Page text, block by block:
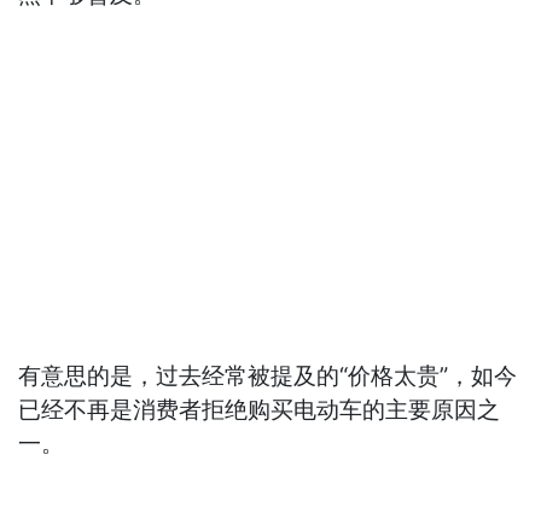
有意思的是，过去经常被提及的“价格太贵”，如今
已经不再是消费者拒绝购买电动车的主要原因之
一。